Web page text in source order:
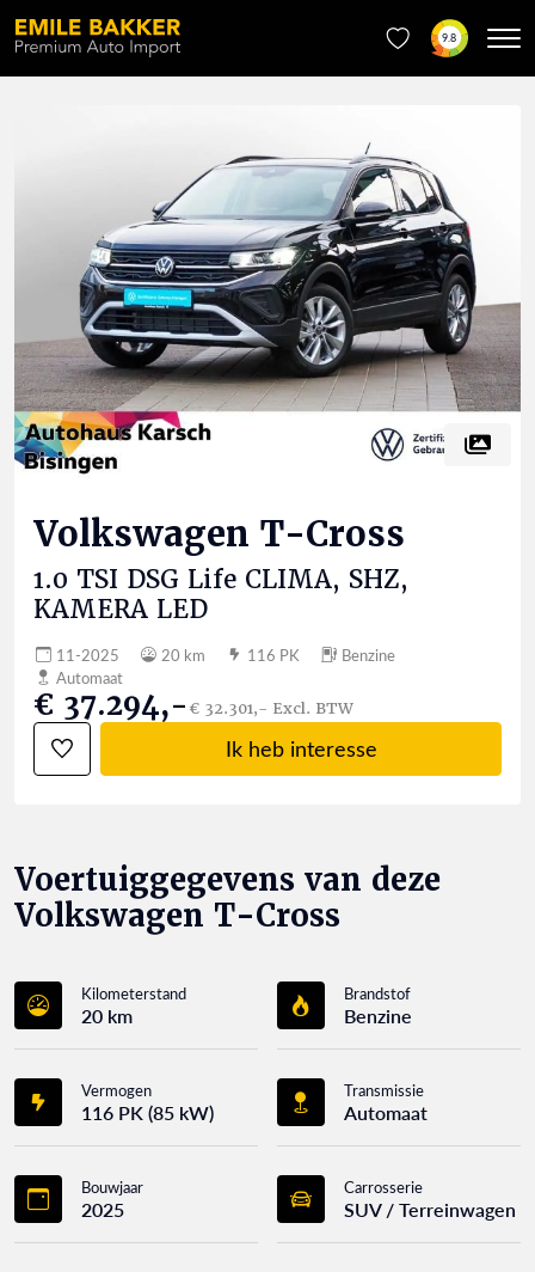
9.8
Volkswagen T-Cross
1.0 TSI DSG Life CLIMA, SHZ,
KAMERA LED
11-2025 20 km 116 PK
Benzine
Automaat
€ 37.294,-€ 32.301,- Excl. BTW
Ik heb interesse
Voertuiggegevens van deze
Volkswagen T-Cross
Kilometerstand
20 km
Brandstof
Benzine
Vermogen
116 PK (85 kW)
Transmissie
Automaat
Bouwjaar
2025
Carrosserie
SUV / Terreinwagen